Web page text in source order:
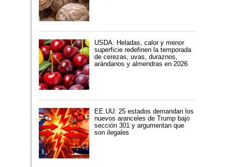
USDA: Heladas, calor y menor
superficie redefinen la temporada
de cerezas, uvas, duraznos,
arándanos y almendras en 2026
EE.UU: 25 estados demandan los
nuevos aranceles de Trump bajo
sección 301 y argumentan que
son ilegales